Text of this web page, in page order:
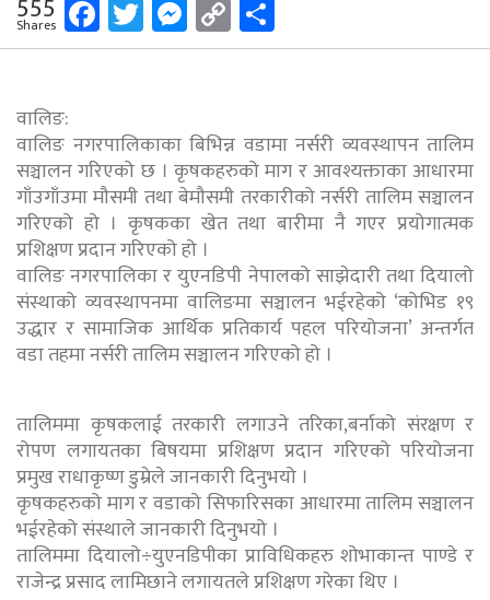
555
Shares Facebook
Twitter
Messenger
Copy
Link
वालिङ:
वालिङ नगरपालिकाका बिभिन्न वडामा नर्सरी व्यवस्थापन तालिम
सञ्चालन गरिएको छ । कृषकहरुको माग र आवश्यक्ताका आधारमा
गाँउगाँउमा मौसमी तथा बेमौसमी तरकारीको नर्सरी तालिम सञ्चालन
गरिएको हो । कृषकका खेत तथा बारीमा नै गएर प्रयोगात्मक
प्रशिक्षण प्रदान गरिएको हो ।
वालिङ नगरपालिका र युएनडिपी नेपालको साझेदारी तथा दियालो
संस्थाको व्यवस्थापनमा वालिङमा सञ्चालन भईरहेको ‘कोभिड १९
उद्धार र सामाजिक आर्थिक प्रतिकार्य पहल परियोजना’ अन्तर्गत
वडा तहमा नर्सरी तालिम सञ्चालन गरिएको हो ।
तालिममा कृषकलाई तरकारी लगाउने तरिका,बर्नाको संरक्षण र
रोपण लगायतका बिषयमा प्रशिक्षण प्रदान गरिएको परियोजना
प्रमुख राधाकृष्ण डुम्रेले जानकारी दिनुभयो ।
कृषकहरुको माग र वडाको सिफारिसका आधारमा तालिम सञ्चालन
भईरहेको संस्थाले जानकारी दिनुभयो ।
तालिममा दियालो÷युएनडिपीका प्राविधिकहरु शोभाकान्त पाण्डे र
राजेन्द्र प्रसाद लामिछाने लगायतले प्रशिक्षण गरेका थिए ।